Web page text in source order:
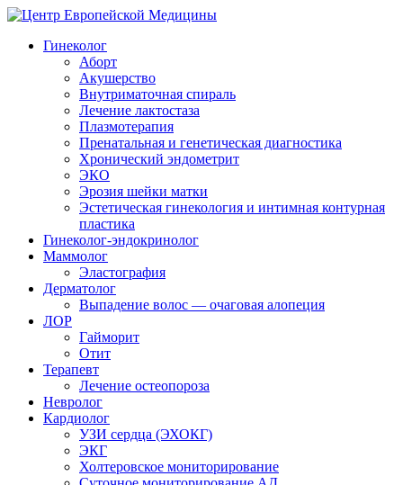
Гинеколог
Аборт
Акушерство
Внутриматочная спираль
Лечение лактостаза
Плазмотерапия
Пренатальная и генетическая диагностика
Хронический эндометрит
ЭКО
Эрозия шейки матки
Эстетическая гинекология и интимная контурная
пластика
Гинеколог-эндокринолог
Маммолог
Эластография
Дерматолог
Выпадение волос — очаговая алопеция
ЛОР
Гайморит
Отит
Терапевт
Лечение остеопороза
Невролог
Кардиолог
УЗИ сердца (ЭХОКГ)
ЭКГ
Холтеровское мониторирование